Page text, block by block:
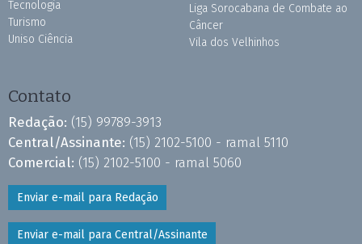
Tecnologia
Turismo
Uniso Ciência
Liga Sorocabana de Combate ao
Câncer
Vila dos Velhinhos
Contato
Redação: (15) 99789-3913
Central/Assinante: (15) 2102-5100 - ramal 5110
Comercial: (15) 2102-5100 - ramal 5060
Enviar e-mail para Redação
Enviar e-mail para Central/Assinante